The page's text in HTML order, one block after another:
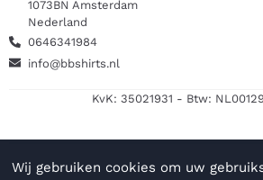
1073BN Amsterdam
Nederland
0646341984
info@bbshirts.nl
KvK: 35021931 - Btw:
Wij gebruiken cookies om uw